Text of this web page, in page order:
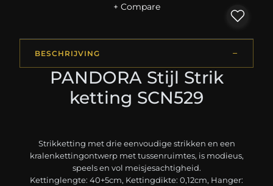
+ Compare
BESCHRIJVING
PANDORA Stijl Strik
ketting SCN529
Strikketting met drie eenvoudige strikken en een
kralenkettingontwerp met tussenruimtes, is modieus,
speels en vol meisjesachtigheid.
Kettinglengte: 40+5cm, Kettingdikte: 0,12cm, Hanger: